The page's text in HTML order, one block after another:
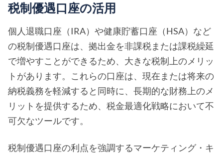
税制優遇口座の活用
個人退職口座（IRA）や健康貯蓄口座（HSA）など
の税制優遇口座は、拠出金を非課税または課税繰延
で増やすことができるため、大きな税制上のメリッ
トがあります。これらの口座は、現在または将来の
納税義務を軽減すると同時に、長期的な財務上のメ
リットを提供するため、税金最適化戦略において不
可欠なツールです。
税制優遇口座の利点を強調するマーケティング・キ